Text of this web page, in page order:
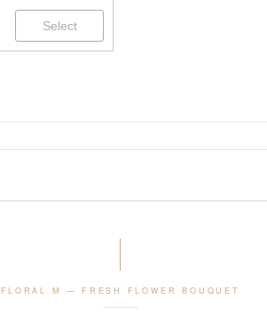
FLORAL M — FRESH FLOWER BOUQUET